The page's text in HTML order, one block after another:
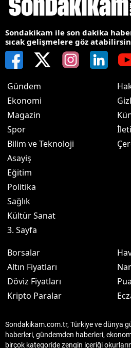
Sondakikam ile son dakika
sıcak gelişmelere göz
Gündem
Ekonomi
Magazin
Spor
Bilim ve Teknoloji
Asayiş
Eğitim
Politika
Sağlık
Kültür Sanat
3. Sayfa
Borsalar
Altın Fiyatları
Döviz Fiyatları
Kripto Paralar
Sondakikam.com.tr, Türkiye ve dünya
haberleri, gündemden haberleri,
birçok kategoride zengin içeriği